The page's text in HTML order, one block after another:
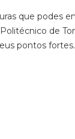
que podes
de
pontos fortes.